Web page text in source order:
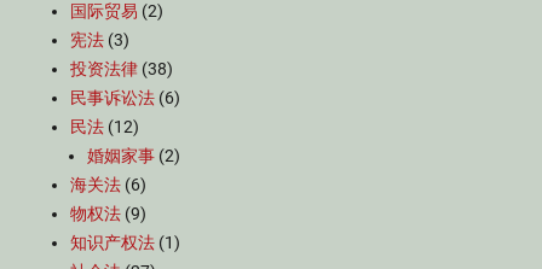
国际贸易 (2)
宪法 (3)
投资法律 (38)
民事诉讼法 (6)
民法 (12)
婚姻家事 (2)
海关法 (6)
物权法 (9)
知识产权法 (1)